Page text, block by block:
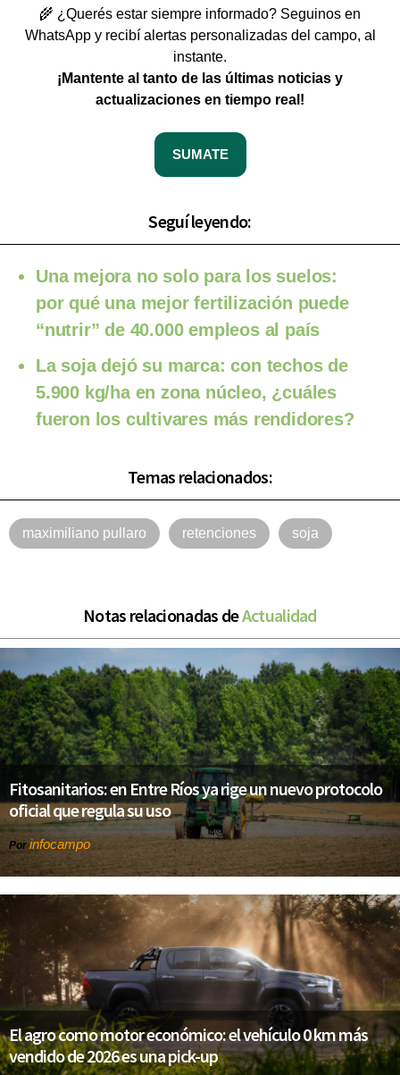
🌾 ¿Querés estar siempre informado? Seguinos en
WhatsApp y recibí alertas personalizadas del campo, al
instante.
¡Mantente al tanto de las últimas noticias y
actualizaciones en tiempo real!
SUMATE
Seguí leyendo:
Una mejora no solo para los suelos:
por qué una mejor fertilización puede
“nutrir” de 40.000 empleos al país
La soja dejó su marca: con techos de
5.900 kg/ha en zona núcleo, ¿cuáles
fueron los cultivares más rendidores?
Temas relacionados:
maximiliano pullaro retenciones soja
Notas relacionadas deActualidad
Fitosanitarios: en Entre Ríos ya rige un nuevo protocolo
oficial que regula su uso
Porinfocampo
El agro como motor económico: el vehículo 0 km más
vendido de 2026 es una pick-up